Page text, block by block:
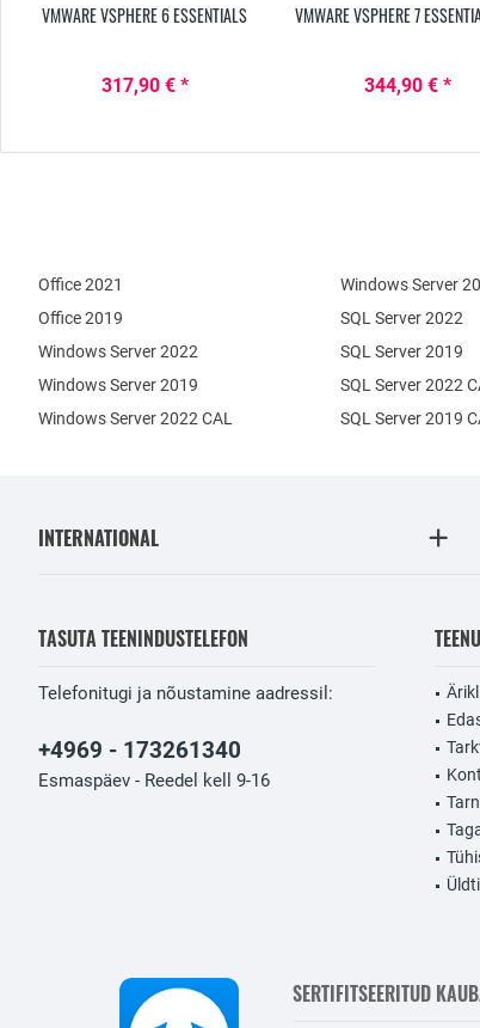
VMWARE VSPHERE 6 ESSENTIALS
317,90 € *
VMWARE VSPHERE 7
344,90 € *
Office 2021
Office 2019
Windows Server 2022
Windows Server 2019
SQL Server 2022
SQL Server 2019
Windows Server 2022 CAL
Windows Server
SQL Server 2022
SQL Server 2019
INTERNATIONAL
TASUTA TEENINDUSTELEFON
Telefonitugi ja nõustamine aadressil:
+4969 - 173261340
Esmaspäev - Reedel kell 9-16
SERTIFITSEERITUD